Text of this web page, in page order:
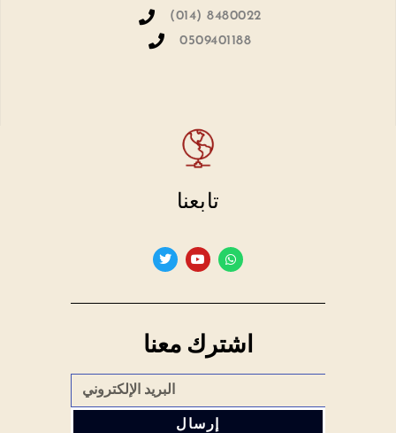
(014) 8480022
0509401188
تابعنا
اشترك معنا
إرسال